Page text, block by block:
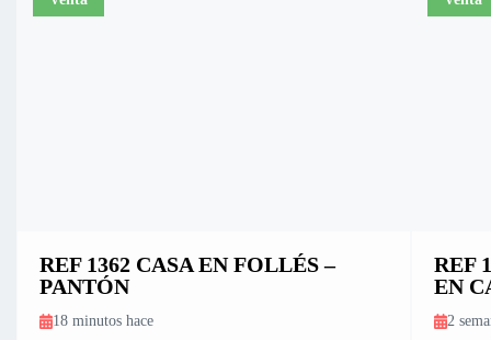
REF 1362 CASA EN FOLLÉS –
PANTÓN
18 minutos hace
REF
EN
2